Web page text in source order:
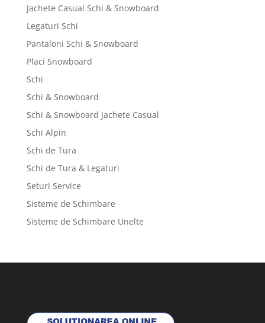
Jachete Casual Schi & Snowboard
Legaturi Schi
Pantaloni Schi & Snowboard
Placi Snowboard
Schi
Schi & Snowboard
Schi & Snowboard Jachete Casual
Schi Alpin
Schi de Tura
Schi de Tura & Legaturi
Seturi Service
Sisteme de Schimbare
Sisteme de Schimbare Unelte